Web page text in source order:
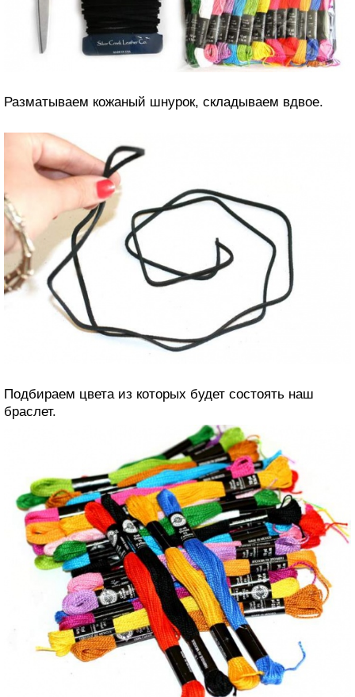
Разматываем кожаный шнурок, складываем вдвое.
Подбираем цвета из которых будет состоять наш
браслет.